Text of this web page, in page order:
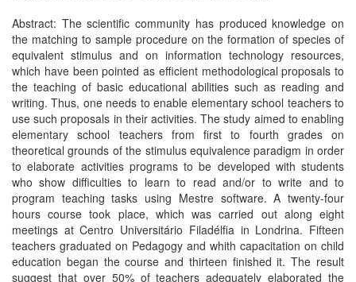
Abstract: The scientific community has produced knowledge on
the matching to sample procedure on the formation of species of
equivalent stimulus and on information technology resources,
which have been pointed as efficient methodological proposals to
the teaching of basic educational abilities such as reading and
writing. Thus, one needs to enable elementary school teachers to
use such proposals in their activities. The study aimed to enabling
elementary school teachers from first to fourth grades on
theoretical grounds of the stimulus equivalence paradigm in order
to elaborate activities programs to be developed with students
who show difficulties to learn to read and/or to write and to
program teaching tasks using Mestre software. A twenty-four
hours course took place, which was carried out along eight
meetings at Centro Universitário Filadélfia in Londrina. Fifteen
teachers graduated on Pedagogy and whith capacitation on child
education began the course and thirteen finished it. The result
suggest that over 50% of teachers adequately elaborated the